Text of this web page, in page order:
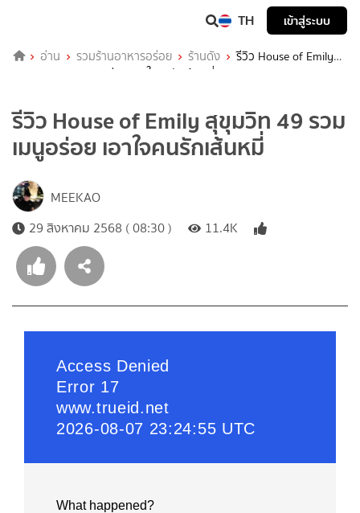
TH เข้าสู่ระบบ
อ่าน รวมร้านอาหารอร่อย ร้านดัง
รีวิว House of Emily
สุขุมวิท 49 รวมเมนูอร่อย เอาใจคนรักเส้นหมี่
รีวิว House of Emily สุขุมวิท 49 รวม
เมนูอร่อย เอาใจคนรักเส้นหมี่
MEEKAO
29 สิงหาคม 2568 ( 08:30 )
11.4K